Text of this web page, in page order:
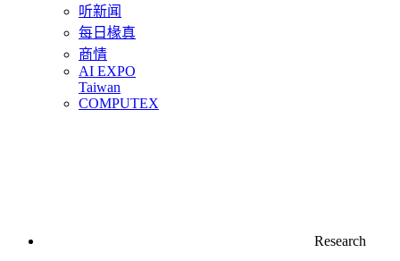
听新闻
每日椽真
商情
AI EXPO
Taiwan
COMPUTEX
Research